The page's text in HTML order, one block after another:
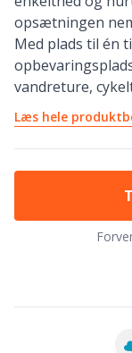
opsætningen
Med plads til én
vandreture,
Læs hele